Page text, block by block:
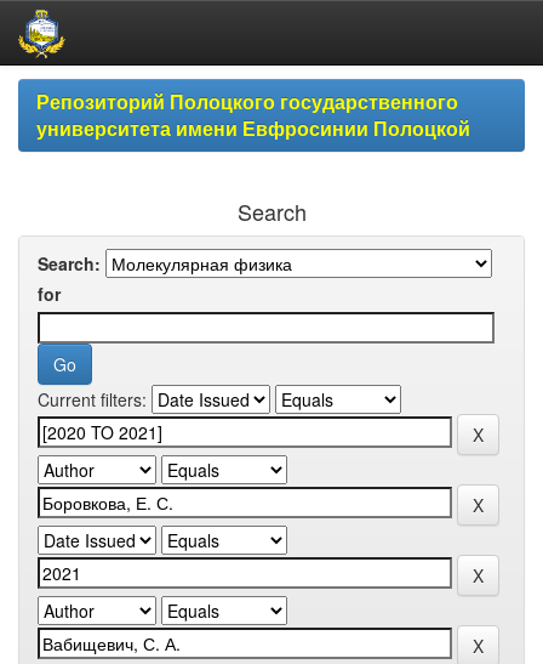
Skip
navigationРепозиторий Полоцкого государственного
университета имени Евфросинии Полоцкой
Search
Search:
for
Current filters: